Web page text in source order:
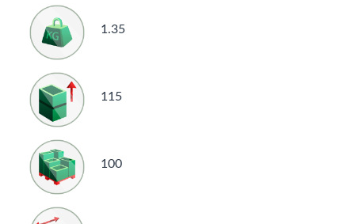
1.35
115
100